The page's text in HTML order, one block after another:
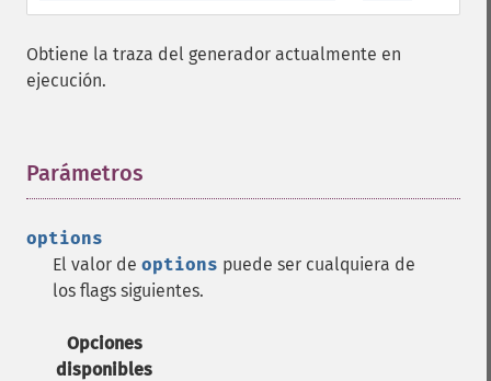
Obtiene la traza del generador actualmente en
ejecución.
Parámetros
options
El valor de options puede ser cualquiera de
los flags siguientes.
Opciones
disponibles